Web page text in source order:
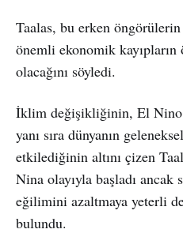
Taalas, bu erken
önemli ekonomik kayıpların
olacağını söyledi.
İklim değişikliğinin, El Nino
yanı sıra dünyanın
etkilediğinin altını çizen
Nina olayıyla başladı ancak
eğilimini azaltmaya yeterli
bulundu.